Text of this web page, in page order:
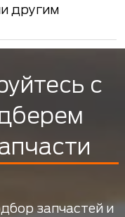
другим
с
запчастей и